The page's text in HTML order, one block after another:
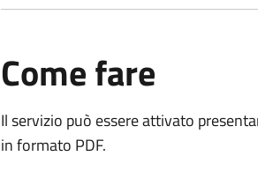
Come fare
Il servizio può essere attivato
in formato PDF.